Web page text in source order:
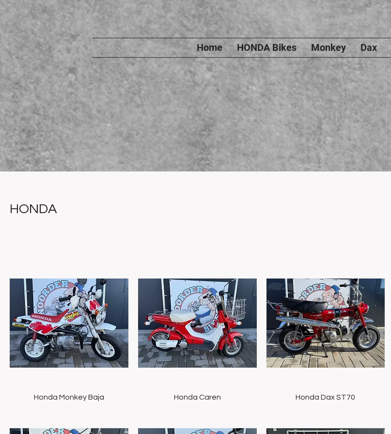
Home HONDA Bikes Monkey Dax
HONDA
Snel overzicht
Honda Monkey Baja Snel overzicht
Honda Caren Snel overzicht
Honda Dax ST70